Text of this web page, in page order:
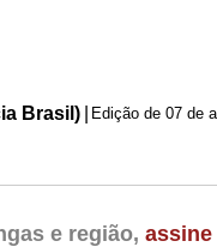
Brasil) Edição de
e região, assine